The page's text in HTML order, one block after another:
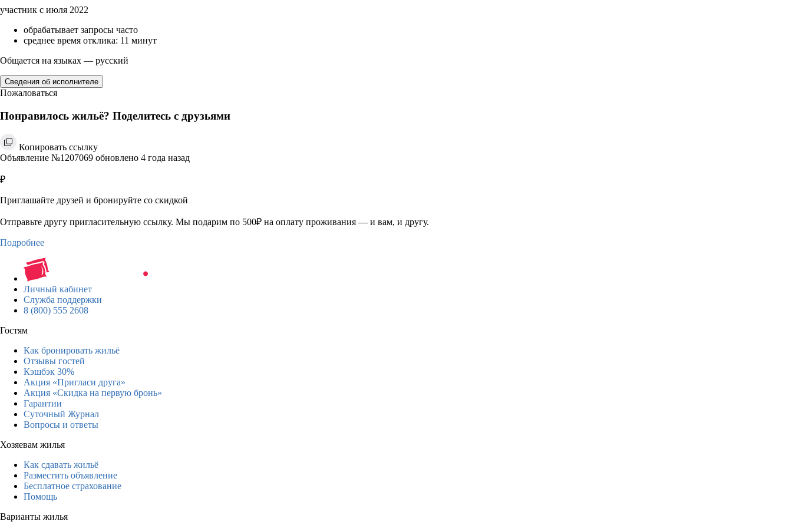
участник с июля 2022
обрабатывает запросы часто
среднее время отклика: 11 минут
Общается на языках — русский
Сведения об исполнителе
Пожаловаться
Понравилось жильё? Поделитесь с друзьями
Копировать ссылку
Объявление №1207069 обновлено 4 года назад
₽
Приглашайте друзей и бронируйте со скидкой
Отправьте другу пригласительную ссылку. Мы подарим по 500₽ на оплату проживания — и вам, и другу.
Подробнее
Личный кабинет
Служба поддержки
8 (800) 555 2608
Гостям
Как бронировать жильё
Отзывы гостей
Кэшбэк 30%
Акция «Пригласи друга»
Акция «Скидка на первую бронь»
Гарантии
Суточный Журнал
Вопросы и ответы
Хозяевам жилья
Как сдавать жильё
Разместить объявление
Бесплатное страхование
Помощь
Варианты жилья